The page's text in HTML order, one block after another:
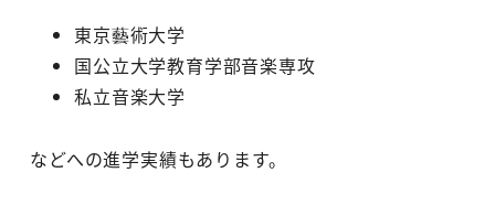
東京藝術大学
国公立大学教育学部音楽専攻
私立音楽大学
などへの進学実績もあります。